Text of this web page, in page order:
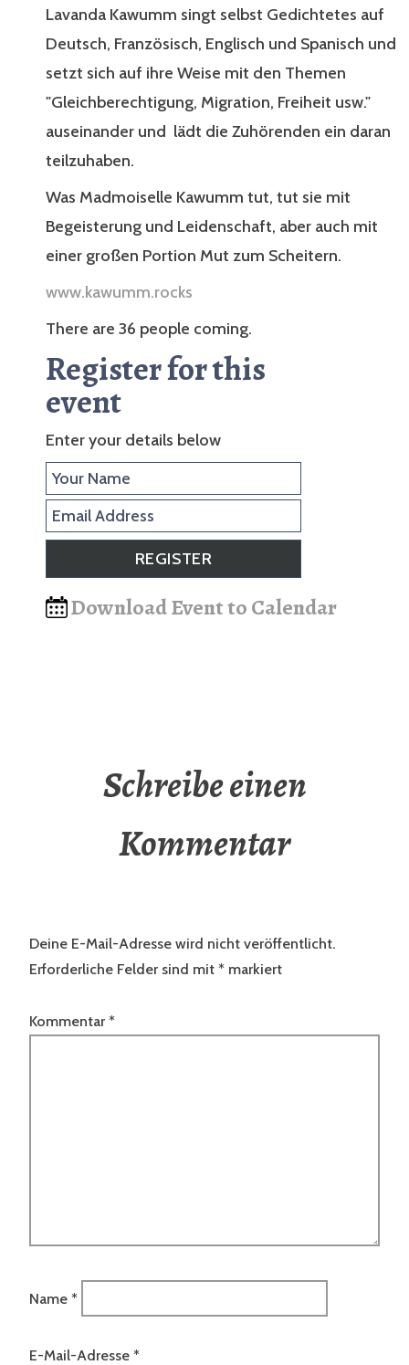
Lavanda Kawumm singt selbst Gedichtetes auf
Deutsch, Französisch, Englisch und Spanisch und
setzt sich auf ihre Weise mit den Themen
"Gleichberechtigung, Migration, Freiheit usw."
auseinander und lädt die Zuhörenden ein daran
teilzuhaben.
Was Madmoiselle Kawumm tut, tut sie mit
Begeisterung und Leidenschaft, aber auch mit
einer großen Portion Mut zum Scheitern.
www.kawumm.rocks
There are 36 people coming.
Register for this
event
Enter your details below
Download Event to Calendar
Schreibe einen
Kommentar
Deine E-Mail-Adresse wird nicht veröffentlicht.
Erforderliche Felder sind mit * markiert
Kommentar *
Name *
E-Mail-Adresse *